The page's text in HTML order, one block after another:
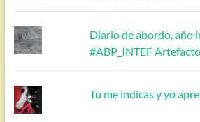
Diario de abordo, año
#ABP_INTEF
Tú me indicas y yo